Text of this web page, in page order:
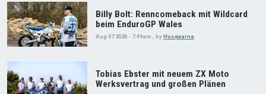
Billy Bolt: Renncomeback mit Wildcard
beim EnduroGP Wales
Aug 07 2026 - 7:49am byHusqvarna
Tobias Ebster mit neuem ZX Moto
Werksvertrag und großen Plänen